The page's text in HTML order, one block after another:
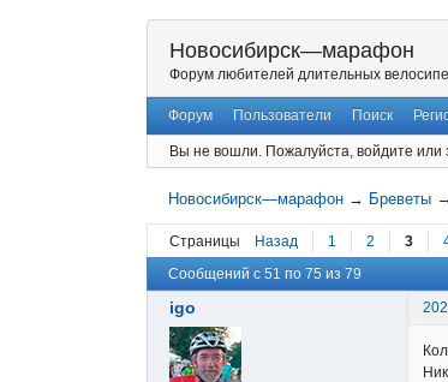
Новосибирск—марафон
Форум любителей длительных
Форум Пользователи Поиск
Вы не вошли. Пожалуйста, войдите или
Новосибирск—марафон → Бреветы
Страницы Назад 1 2 3
Сообщений с 51 по 75 из 79
igo